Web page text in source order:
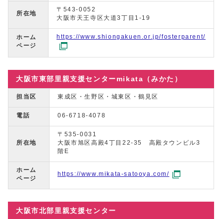
所在地
〒543-0052
大阪市天王寺区大道3丁目1-19
ホーム
ページ
https://www.shiongakuen.or.jp/fosterparent/
大阪市東部里親支援センターmikata（みかた）
担当区 東成区・生野区・城東区・鶴見区
電話 06-6718-4078
所在地
〒535-0031
大阪市旭区高殿4丁目22-35 高殿タウンビル3
階E
ホーム
ページ
https://www.mikata-satooya.com/
大阪市北部里親支援センター